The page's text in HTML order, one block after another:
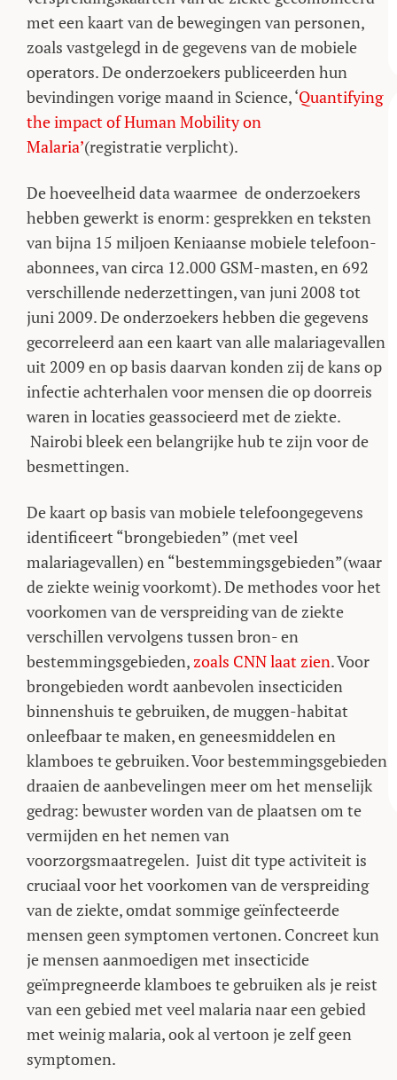
met een kaart van de bewegingen van personen,
zoals vastgelegd in de gegevens van de mobiele
operators. De onderzoekers publiceerden hun
bevindingen vorige maand in Science, ‘Quantifying
the impact of Human Mobility on
Malaria’(registratie verplicht).
De hoeveelheid data waarmee de onderzoekers
hebben gewerkt is enorm: gesprekken en teksten
van bijna 15 miljoen Keniaanse mobiele telefoon-
abonnees, van circa 12.000 GSM-masten, en 692
verschillende nederzettingen, van juni 2008 tot
juni 2009. De onderzoekers hebben die gegevens
gecorreleerd aan een kaart van alle malariagevallen
uit 2009 en op basis daarvan konden zij de kans op
infectie achterhalen voor mensen die op doorreis
waren in locaties geassocieerd met de ziekte.
Nairobi bleek een belangrijke hub te zijn voor de
besmettingen.
De kaart op basis van mobiele telefoongegevens
identificeert “brongebieden” (met veel
malariagevallen) en “bestemmingsgebieden”(waar
de ziekte weinig voorkomt). De methodes voor het
voorkomen van de verspreiding van de ziekte
verschillen vervolgens tussen bron- en
bestemmingsgebieden,zoals CNN laat zien. Voor
brongebieden wordt aanbevolen insecticiden
binnenshuis te gebruiken, de muggen-habitat
onleefbaar te maken, en geneesmiddelen en
klamboes te gebruiken. Voor bestemmingsgebieden
draaien de aanbevelingen meer om het menselijk
gedrag: bewuster worden van de plaatsen om te
vermijden en het nemen van
voorzorgsmaatregelen. Juist dit type activiteit is
cruciaal voor het voorkomen van de verspreiding
van de ziekte, omdat sommige geïnfecteerde
mensen geen symptomen vertonen. Concreet kun
je mensen aanmoedigen met insecticide
geïmpregneerde klamboes te gebruiken als je reist
van een gebied met veel malaria naar een gebied
met weinig malaria, ook al vertoon je zelf geen
symptomen.